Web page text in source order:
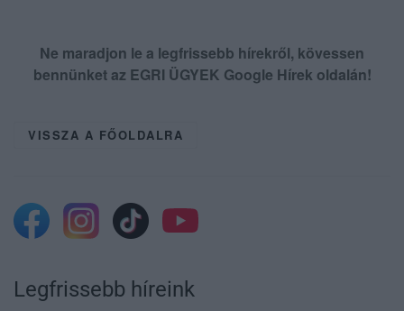
Ne maradjon le a legfrissebb hírekről, kövessen
bennünket az EGRI ÜGYEK Google Hírek oldalán!
VISSZA A FŐOLDALRA
Legfrissebb híreink